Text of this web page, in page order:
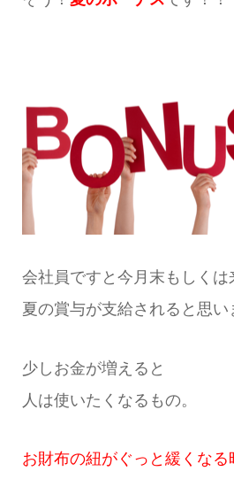
会社員ですと今月末もしくは
夏の賞与が支給されると思い
少しお金が増えると
人は使いたくなるもの。
お財布の紐がぐっと緩くなる